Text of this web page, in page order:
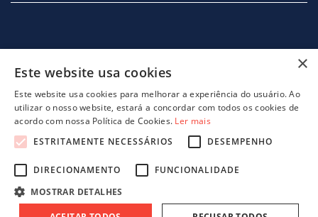
INÍCIO EMPRESA SERVIÇOS
projeto 46082 - GreenShoes 4.0 projeto 38470 - ADDITIVE.PIM
×
Este website usa cookies
Este website usa cookies para melhorar a experiência do usuário. Ao
utilizar o nosso website, estará a concordar com todos os cookies de
acordo com nossa Política de Cookies. Ler mais
ESTRITAMENTE NECESSÁRIOS
DESEMPENHO
DIRECIONAMENTO
FUNCIONALIDADE
MOSTRAR DETALHES